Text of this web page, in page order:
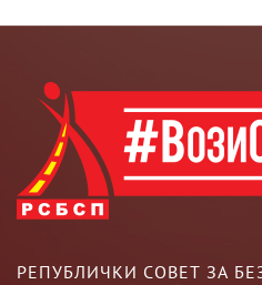
РЕПУБЛИЧКИ СОВЕТ ЗА